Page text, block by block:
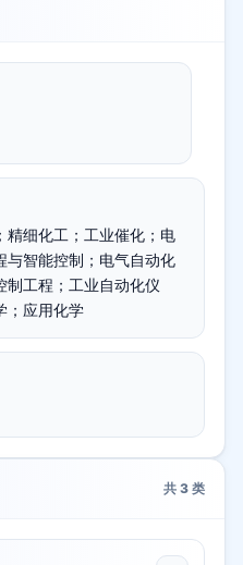
精细化工；工业催化；电
与智能控制；电气自动化
制工程；工业自动化仪
；应用化学
共 3 类